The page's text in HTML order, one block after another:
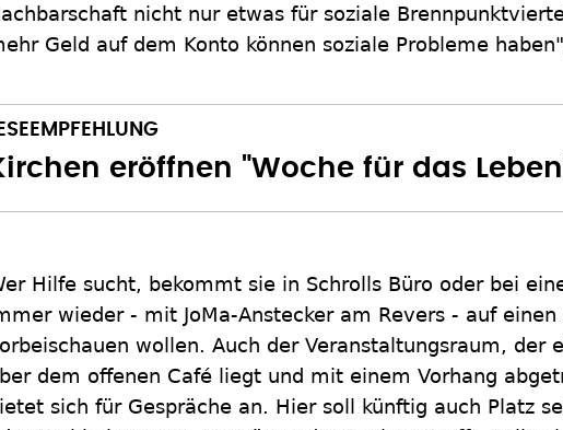
nicht nur etwas für soziale
Geld auf dem Konto können soziale Probleme
eröffnen "Woche für das
Hilfe sucht, bekommt sie in Schrolls Büro oder bei
wieder - mit JoMa-Anstecker am Revers - auf einen
wollen. Auch der Veranstaltungsraum, der
dem offenen Café liegt und mit einem Vorhang
sich für Gespräche an. Hier soll künftig auch Platz